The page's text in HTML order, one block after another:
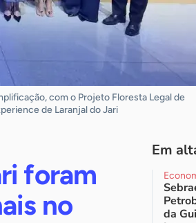
com o Projeto Floresta Legal de
de Laranjal do Jari
foram
no
Em
da